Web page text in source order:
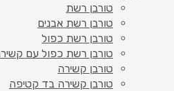
טורבן רשת
טורבן רשת אבנים
טורבן רשת כפול
טורבן רשת כפול עם
טורבן קשירה
טורבן קשירה בד קטיפה